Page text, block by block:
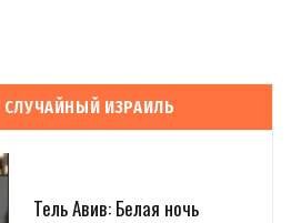
СЛУЧАЙНЫЙ ИЗРАИЛЬ
Тель Авив: Белая ночь